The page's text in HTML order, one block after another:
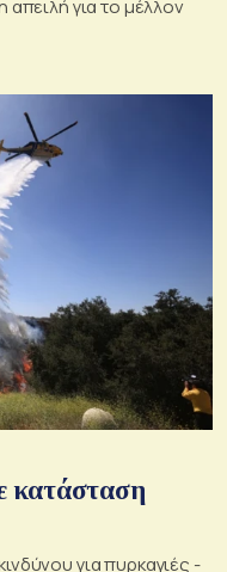
απειλή για το μέλλον
κατάσταση
για πυρκαγιές -